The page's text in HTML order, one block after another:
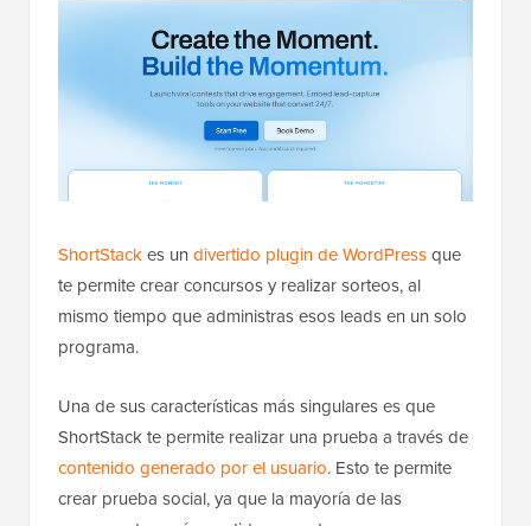
ShortStackes un divertido plugin de WordPressque
te permite crear concursos y realizar sorteos, al
mismo tiempo que administras esos leads en un solo
programa.
Una de sus características más singulares es que
ShortStack te permite realizar una prueba a través de
contenido generado por el usuario. Esto te permite
crear prueba social, ya que la mayoría de las